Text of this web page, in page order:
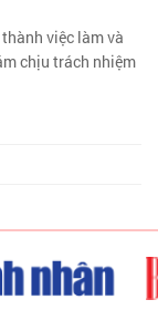
việc làm và
chịu trách nhiệm